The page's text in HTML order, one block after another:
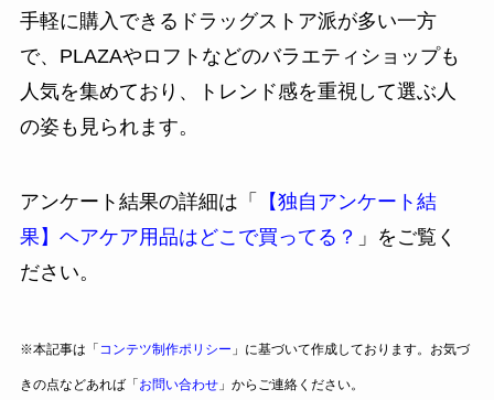
手軽に購入できるドラッグストア派が多い一方
で、PLAZAやロフトなどのバラエティショップも
人気を集めており、トレンド感を重視して選ぶ人
の姿も見られます。
アンケート結果の詳細は「
【独自アンケート結
果】ヘアケア用品はどこで買ってる？ 」をご覧く
ださい。
※本記事は「 コンテツ制作ポリシー 」に基づいて作成しております。お気づ
きの点などあれば「お問い合わせ」からご連絡ください。